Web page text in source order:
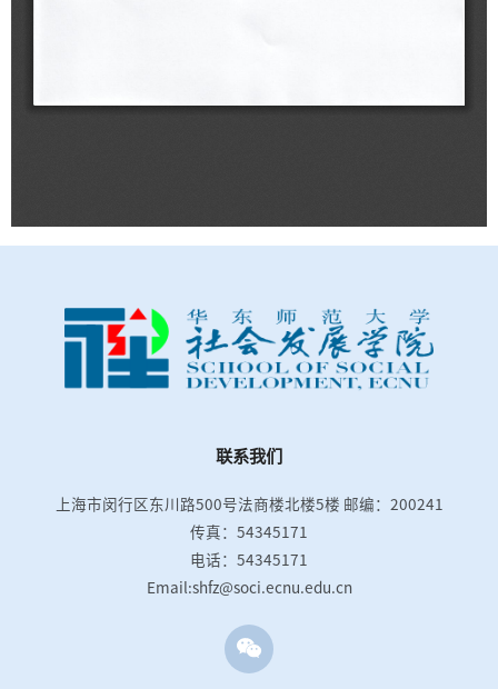
联系我们
上海市闵行区东川路500号法商楼北楼5楼 邮编：200241
传真：54345171
电话：54345171
Email:shfz@soci.ecnu.edu.cn